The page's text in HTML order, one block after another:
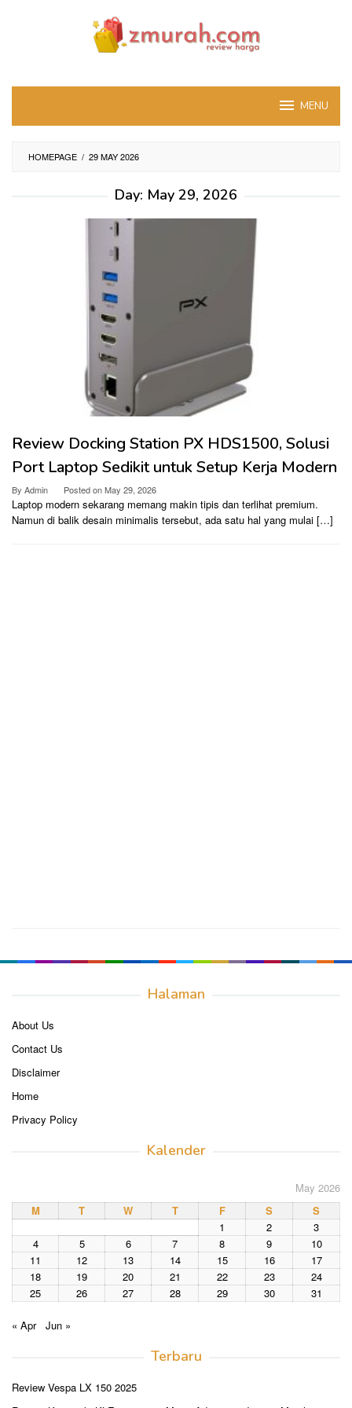
MENU
HOMEPAGE / 29 MAY 2026
Day: May 29, 2026
Review Docking Station PX HDS1500, Solusi
Port Laptop Sedikit untuk Setup Kerja Modern
By Admin Posted onMay 29, 2026
Laptop modern sekarang memang makin tipis dan terlihat premium.
Namun di balik desain minimalis tersebut, ada satu hal yang mulai […]
Halaman
About Us
Contact Us
Disclaimer
Home
Privacy Policy
Kalender
May 2026
M
T W T F S
S
1
2
3
4
5 6 7 8 9
10
11
12 13 14 15 16
17
18
19 20 21 22 23
24
25
26 27 28 29 30 31
« Apr Jun »
Terbaru
Review Vespa LX 150 2025